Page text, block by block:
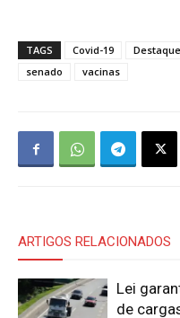
TAGS Covid-19
senado
vacinas
ARTIGOS RELACIONADOS
Lei
de